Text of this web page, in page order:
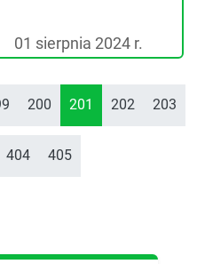
01 sierpnia 2024 r.
200 201 202 203
404 405